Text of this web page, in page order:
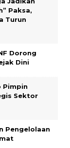
Paksa,
Turun
Dorong
Dini
Pimpin
Sektor
Pengelolaan